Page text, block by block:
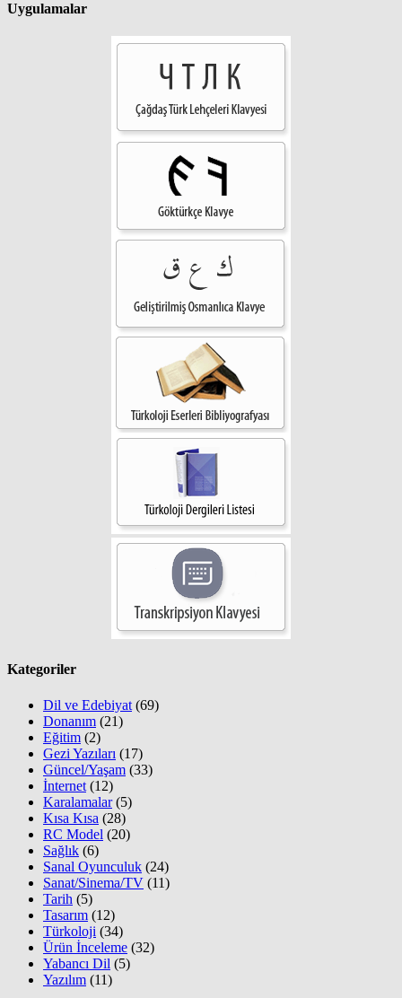
Uygulamalar
Kategoriler
Dil ve Edebiyat (69)
Donanım (21)
Eğitim (2)
Gezi Yazıları (17)
Güncel/Yaşam (33)
İnternet (12)
Karalamalar(5)
Kısa Kısa (28)
RC Model (20)
Sağlık (6)
Sanal Oyunculuk (24)
Sanat/Sinema/TV (11)
Tarih (5)
Tasarım (12)
Türkoloji (34)
Ürün İnceleme (32)
Yabancı Dil (5)
Yazılım (11)